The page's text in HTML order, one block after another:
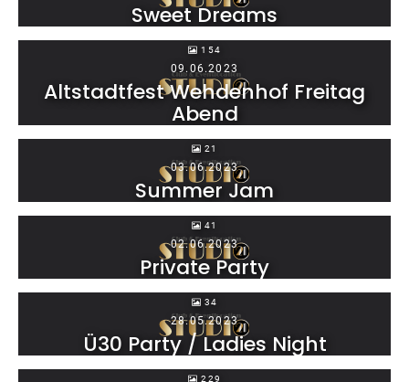
Sweet Dreams
154
09.06.2023
Altstadtfest Wehdenhof Freitag
Abend
21
03.06.2023
Summer Jam
41
02.06.2023
Private Party
34
28.05.2023
Ü30 Party / Ladies Night
229